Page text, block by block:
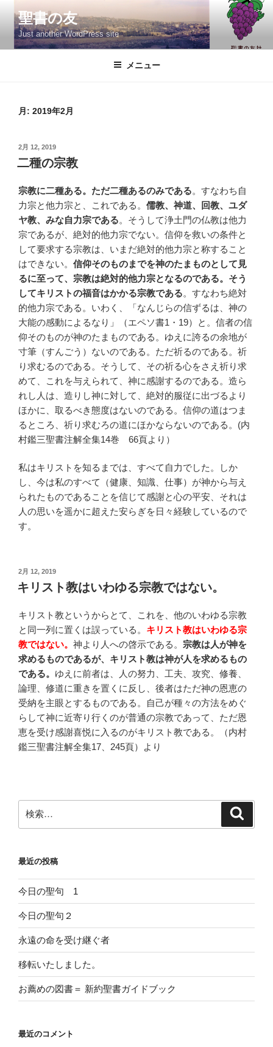
ン
聖書の友
Just another WordPress site
メニュー
月: 2019年2月
投
稿
日:
2月 12, 2019
二種の宗教
宗教に二種ある。ただ二種あるのみである。すなわち自
力宗と他力宗と、これである。 儒教、神道、回教、ユダ
ヤ教、みな自力宗である。そうして浄土門の仏教は他力
宗であるが、絶対的他力宗でない。信仰を救いの条件と
して要求する宗教は、いまだ絶対的他力宗と称すること
はできない。 信仰そのものまでを神のたまものとして見
るに至って、宗教は絶対的他力宗となるのである。そう
してキリストの福音はかかる宗教である。すなわち絶対
的他力宗である。いわく、「なんじらの信ずるは、神の
大能の感動によるなり」（エペソ書1・19）と。信者の信
仰そのものが神のたまものである。ゆえに誇るの余地が
寸筆（すんごう）ないのである。ただ祈るのである。祈
り求むるのである。そうして、その祈る心をさえ祈り求
めて、これを与えられて、神に感謝するのである。造ら
れし人は、造りし神に対して、絶対的服従に出づるより
ほかに、取るべき態度はないのである。信仰の道はつま
るところ、祈り求むろの道にほかならないのである。(内
村鑑三聖書注解全集14巻 66頁より）
私はキリストを知るまでは、すべて自力でした。しか
し、今は私のすべて（健康、知識、仕事）が神から与え
られたものであることを信じて感謝と心の平安、それは
人の思いを遥かに超えた安らぎを日々経験しているので
す。
投
稿
日:
2月 12, 2019
キリスト教はいわゆる宗教ではない。
キリスト教というからとて、これを、他のいわゆる宗教
と同一列に置くは誤っている。 キリスト教はいわゆる宗
教ではない。 神より人への啓示である。 宗教は人が神を
求めるものであるが、キリスト教は神が人を求めるもの
である。 ゆえに前者は、人の努力、工夫、攻究、修養、
論理、修道に重きを置くに反し、後者はただ神の恩恵の
受納を主眼とするものである。自己が種々の方法をめぐ
らして神に近寄り行くのが普通の宗教であって、ただ恩
恵を受け感謝喜悦に入るのがキリスト教である。（内村
鑑三聖書注解全集17、245頁）より
索:
最近の投稿
今日の聖句 1
今日の聖句２
永遠の命を受け継ぐ者
移転いたしました。
お薦めの図書＝ 新約聖書ガイドブック
最近のコメント